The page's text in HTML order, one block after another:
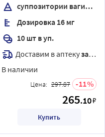
суппозитории вагинальные
Дозировка 16 мг
10 шт в уп.
Доставим в аптекузавтра
В наличии
Цена: 297.87 11
265.10₽
Купить